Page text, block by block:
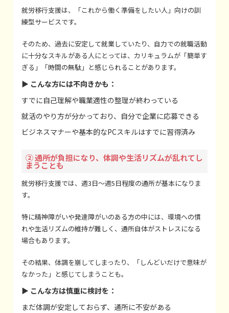
就労移行支援は、「これから働く準備をしたい人」向けの訓
練型サービスです。
そのため、過去に安定して就業していたり、自力での就職活動
に十分なスキルがある人にとっては、カリキュラムが「簡単す
ぎる」「時間の無駄」と感じられることがあります。
▶ こんな方には不向きかも：
すでに自己理解や職業適性の整理が終わっている
就活のやり方が分かっており、自分で企業に応募できる
ビジネスマナーや基本的なPCスキルはすでに習得済み
② 通所が負担になり、体調や生活リズムが乱れてし
まうことも
就労移行支援では、週3日〜週5日程度の通所が基本になりま
す。
特に精神障がいや発達障がいのある方の中には、環境への慣
れや生活リズムの維持が難しく、通所自体がストレスになる
場合もあります。
その結果、体調を崩してしまったり、「しんどいだけで意味が
なかった」と感じてしまうことも。
▶ こんな方は慎重に検討を：
まだ体調が安定しておらず、通所に不安がある